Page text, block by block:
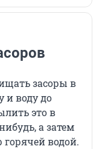
засоры в
и воду до
это в
а затем
водой.